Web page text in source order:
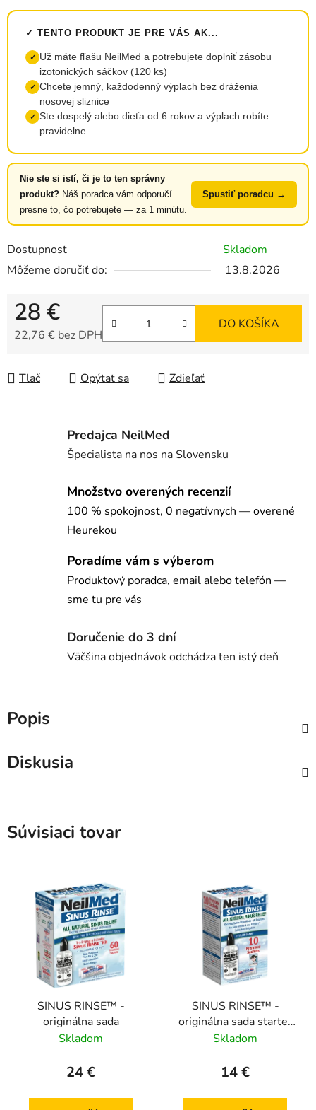
✓ TENTO PRODUKT JE PRE VÁS AK...
✓ Už máte fľašu NeilMed a potrebujete doplniť zásobu
izotonických sáčkov (120 ks)
✓ Chcete jemný, každodenný výplach bez dráženia
nosovej sliznice
✓ Ste dospelý alebo dieťa od 6 rokov a výplach robíte
pravidelne
Nie ste si istí, či je to ten správny
produkt?Náš poradca vám odporučí
presne to, čo potrebujete — za 1 minútu.
Spustiť poradcu →
Dostupnosť
Skladom
Môžeme doručiť do:
13.8.2026
28 €
22,76 € bez DPH
DO KOŠÍKA
Tlač Opýtať sa Zdieľať
Predajca NeilMed
Špecialista na nos na Slovensku
Množstvo overených recenzií
100 % spokojnosť, 0 negatívnych — overené
Heurekou
Poradíme vám s výberom
Produktový poradca, email alebo telefón —
sme tu pre vás
Doručenie do 3 dní
Väčšina objednávok odchádza ten istý deň
Popis
Diskusia
Súvisiaci tovar
SINUS RINSE™ -
originálna sada
Skladom
24 €
SINUS RINSE™ -
originálna sada starter
kit
Skladom
14 €